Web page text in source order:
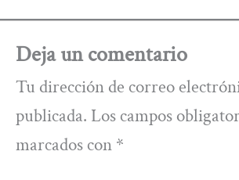
Deja un comentario
Tu dirección de correo
publicada. Los campos
marcados con *